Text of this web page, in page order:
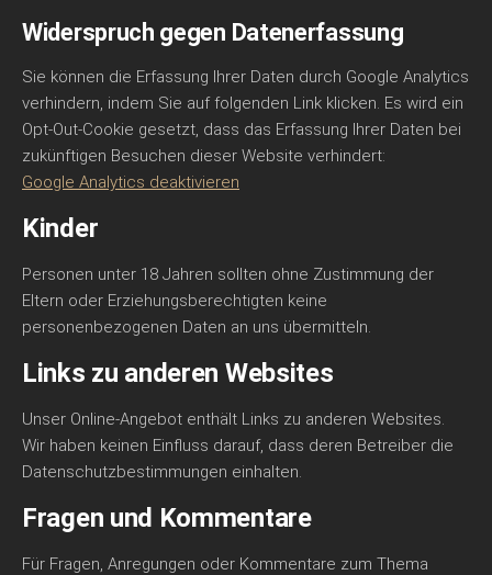
Widerspruch gegen Datenerfassung
Sie können die Erfassung Ihrer Daten durch Google Analytics
verhindern, indem Sie auf folgenden Link klicken. Es wird ein
Opt-Out-Cookie gesetzt, dass das Erfassung Ihrer Daten bei
zukünftigen Besuchen dieser Website verhindert:
Google Analytics deaktivieren
Kinder
Personen unter 18 Jahren sollten ohne Zustimmung der
Eltern oder Erziehungsberechtigten keine
personenbezogenen Daten an uns übermitteln.
Links zu anderen Websites
Unser Online-Angebot enthält Links zu anderen Websites.
Wir haben keinen Einfluss darauf, dass deren Betreiber die
Datenschutzbestimmungen einhalten.
Fragen und Kommentare
Für Fragen, Anregungen oder Kommentare zum Thema